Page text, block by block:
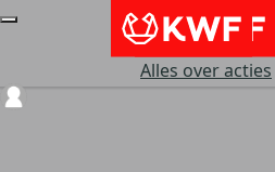
Alles over acties